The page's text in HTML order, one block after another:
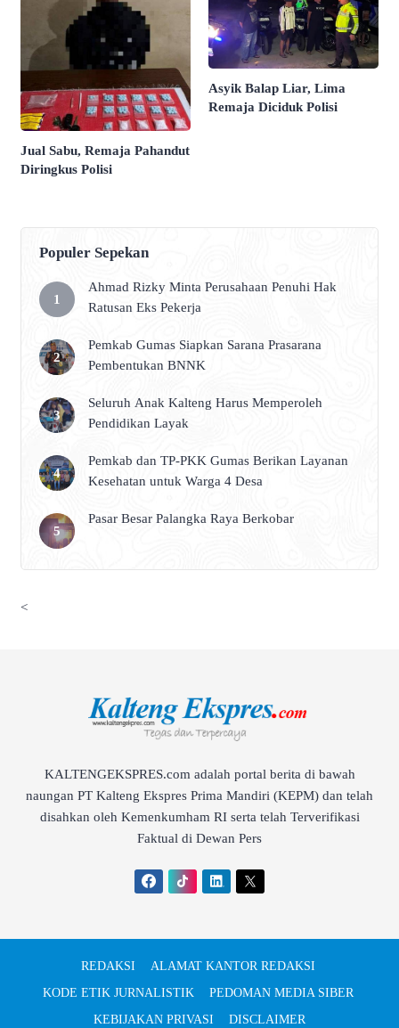
Jual Sabu, Remaja Pahandut
Diringkus Polisi
Asyik Balap Liar, Lima
Remaja Diciduk Polisi
Populer Sepekan
Ahmad Rizky Minta Perusahaan Penuhi Hak
Ratusan Eks Pekerja
Pemkab Gumas Siapkan Sarana Prasarana
Pembentukan BNNK
Seluruh Anak Kalteng Harus Memperoleh
Pendidikan Layak
Pemkab dan TP-PKK Gumas Berikan Layanan
Kesehatan untuk Warga 4 Desa
Pasar Besar Palangka Raya Berkobar
<
KALTENGEKSPRES.com adalah portal berita di bawah
naungan PT Kalteng Ekspres Prima Mandiri (KEPM) dan telah
disahkan oleh Kemenkumham RI serta telah Terverifikasi
Faktual di Dewan Pers
REDAKSI
ALAMAT KANTOR REDAKSI
KODE ETIK JURNALISTIK
PEDOMAN MEDIA SIBER
KEBIJAKAN PRIVASI
DISCLAIMER